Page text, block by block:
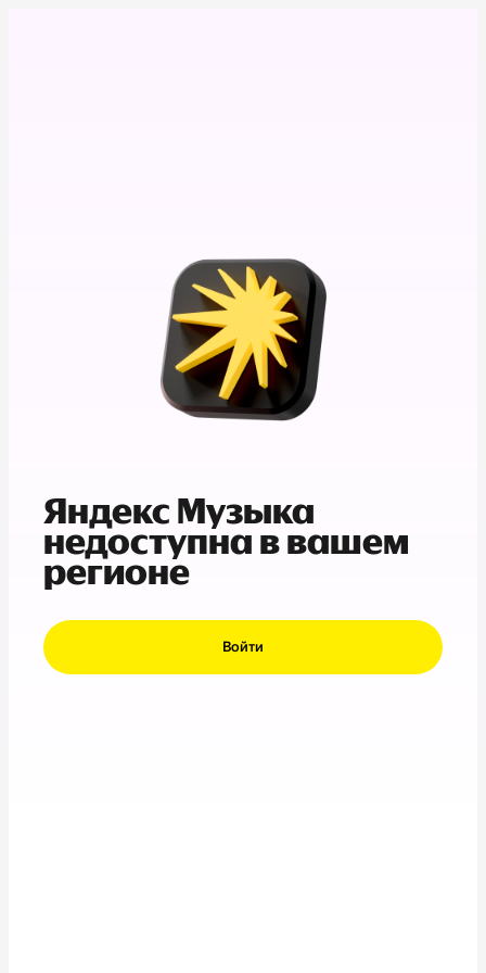
Яндекс Музыка
недоступна в вашем
регионе
Войти